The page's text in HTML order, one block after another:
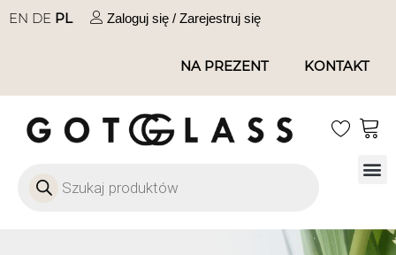
EN DE PL Zaloguj się / Zarejestruj się
NA PREZENT KONTAKT